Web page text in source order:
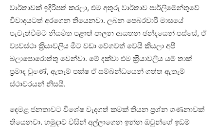
වාර්තාවක් ඉදිරිපත් කරලා, එම අතුරු වාර්තාව පාර්ලිමේන්තුවේ
විවාදයටත් අරගෙන තියෙනවා. ලබන පෙබරවාරි මාසයේ
පැවැත්වීමට නියමිත පළාත් පාලන ආයතන ඡන්දයෙන් පස්සේ, ඒ
ව්‍යවස්ථා ක‍්‍රියාවලිය මීට වඩා වේගවත් වෙයි කියලා අපි
බලාපොරොත්තු වෙන්වා. මේ දක්වා එම ක‍්‍රියාවලිය යම් තාක්
ප‍්‍රමාද වුණේ, ඇතැම් පක්ෂ ඒ සම්බන්ධයෙන් ගත්ත ඇතැම්
ස්ථාවරයන් නිසයි.
දෙමළ ජනතාවට විශේෂ වැදගත් කමක් තියන ප‍්‍රශ්න ගණනාවක්
තියෙනවා. හමුදාව විසින් අල්ලාගෙන ඉන්න ඔවුන්ගේ ඉඩම්